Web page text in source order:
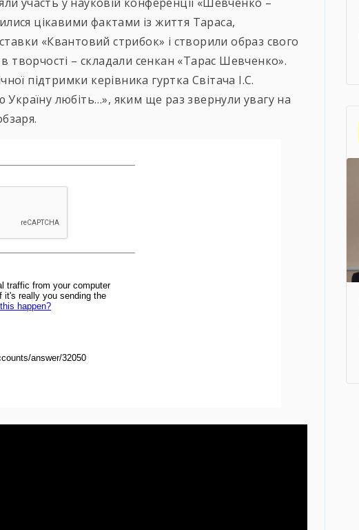
цікавими фактами із життя Тараса,
«Квантовий стрибок» і створили образ свого
творчості – складали сенкан «Тарас Шевченко».
підтримки керівника гуртка Світача І.С.
любіть…», яким ще раз звернули увагу на